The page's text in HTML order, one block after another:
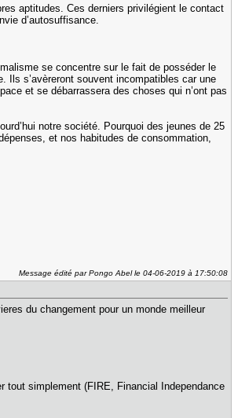
aptitudes. Ces derniers privilégient le contact
d’autosuffisance.
se concentre sur le fait de posséder le
Ils s’avèreront souvent incompatibles car une
et se débarrassera des choses qui n’ont pas
notre société. Pourquoi des jeunes de 25
et nos habitudes de consommation,
Message édité par Pongo Abel le 04-06-2019 à 17:50:08
du changement pour un monde meilleur
tout simplement (FIRE, Financial Independance